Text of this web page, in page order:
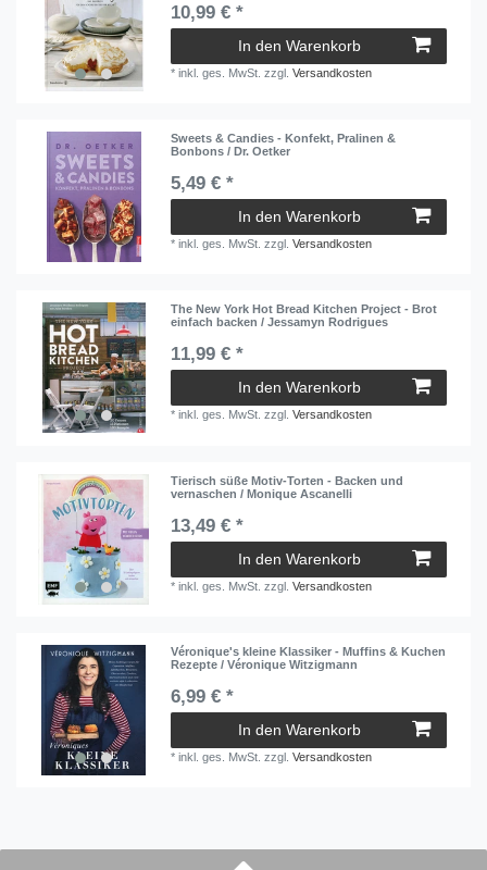
10,99 € *
In den Warenkorb
*inkl. ges. MwSt. zzgl.Versandkosten
Sweets & Candies - Konfekt, Pralinen &
Bonbons / Dr. Oetker
5,49 € *
In den Warenkorb
*inkl. ges. MwSt. zzgl.Versandkosten
The New York Hot Bread Kitchen Project - Brot
einfach backen / Jessamyn Rodrigues
11,99 € *
In den Warenkorb
*inkl. ges. MwSt. zzgl.Versandkosten
Tierisch süße Motiv-Torten - Backen und
vernaschen / Monique Ascanelli
13,49 € *
In den Warenkorb
*inkl. ges. MwSt. zzgl.Versandkosten
Véronique's kleine Klassiker - Muffins & Kuchen
Rezepte / Véronique Witzigmann
6,99 € *
In den Warenkorb
*inkl. ges. MwSt. zzgl.Versandkosten